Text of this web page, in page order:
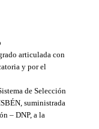
articulada con
y por el
de Selección
suministrada
– DNP, a la